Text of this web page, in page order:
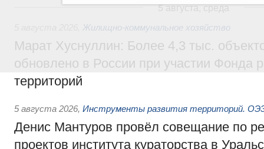
5 августа, среда
Жилищно-коммунальное хозяйство
Марат Хуснуллин: Более 4,3 тыс.
обновлено в России при участии Фонда
территорий
5 августа 2026, Инструменты развития территорий.
Денис Мантуров провёл совещание по
проектов института кураторства в